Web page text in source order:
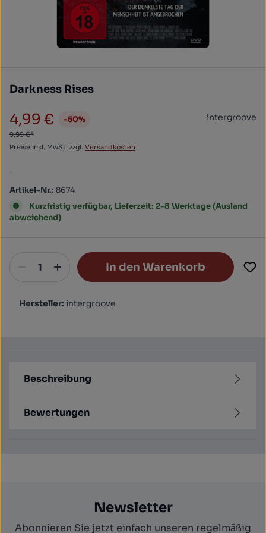
Darkness Rises
Verkaufspreis:
4,99 € -50%
9,99 €*
Preise inkl. MwSt. zzgl. Versandkosten
.
intergroove
Artikel-Nr.: 8674
Kurzfristig verfügbar, Lieferzeit: 2-8 Werktage (Ausland
abweichend)
In den Warenkorb
Hersteller: intergroove
Beschreibung
Bewertungen
Newsletter
Abonnieren Sie jetzt einfach unseren regelmäßig